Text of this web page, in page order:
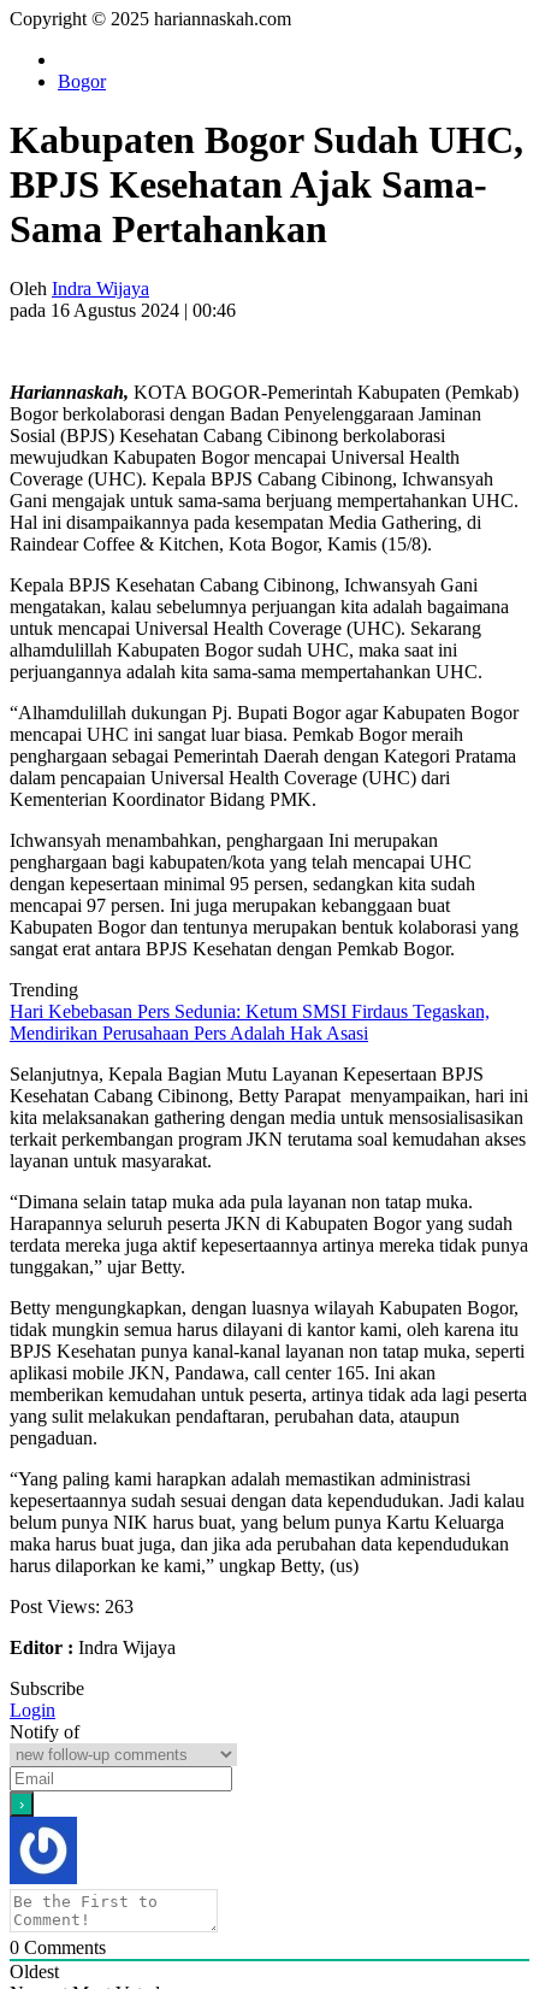
Copyright © 2025 hariannaskah.com
Bogor
Kabupaten Bogor Sudah UHC,
BPJS Kesehatan Ajak Sama-
Sama Pertahankan
Oleh Indra Wijaya
pada 16 Agustus 2024 | 00:46
Hariannaskah, KOTA BOGOR-Pemerintah Kabupaten (Pemkab)
Bogor berkolaborasi dengan Badan Penyelenggaraan Jaminan
Sosial (BPJS) Kesehatan Cabang Cibinong berkolaborasi
mewujudkan Kabupaten Bogor mencapai Universal Health
Coverage (UHC). Kepala BPJS Cabang Cibinong, Ichwansyah
Gani mengajak untuk sama-sama berjuang mempertahankan UHC.
Hal ini disampaikannya pada kesempatan Media Gathering, di
Raindear Coffee & Kitchen, Kota Bogor, Kamis (15/8).
Kepala BPJS Kesehatan Cabang Cibinong, Ichwansyah Gani
mengatakan, kalau sebelumnya perjuangan kita adalah bagaimana
untuk mencapai Universal Health Coverage (UHC). Sekarang
alhamdulillah Kabupaten Bogor sudah UHC, maka saat ini
perjuangannya adalah kita sama-sama mempertahankan UHC.
“Alhamdulillah dukungan Pj. Bupati Bogor agar Kabupaten Bogor
mencapai UHC ini sangat luar biasa. Pemkab Bogor meraih
penghargaan sebagai Pemerintah Daerah dengan Kategori Pratama
dalam pencapaian Universal Health Coverage (UHC) dari
Kementerian Koordinator Bidang PMK.
Ichwansyah menambahkan, penghargaan Ini merupakan
penghargaan bagi kabupaten/kota yang telah mencapai UHC
dengan kepesertaan minimal 95 persen, sedangkan kita sudah
mencapai 97 persen. Ini juga merupakan kebanggaan buat
Kabupaten Bogor dan tentunya merupakan bentuk kolaborasi yang
sangat erat antara BPJS Kesehatan dengan Pemkab Bogor.
Trending
Hari Kebebasan Pers Sedunia: Ketum SMSI Firdaus Tegaskan,
Mendirikan Perusahaan Pers Adalah Hak Asasi
Selanjutnya, Kepala Bagian Mutu Layanan Kepesertaan BPJS
Kesehatan Cabang Cibinong, Betty Parapat menyampaikan, hari ini
kita melaksanakan gathering dengan media untuk mensosialisasikan
terkait perkembangan program JKN terutama soal kemudahan akses
layanan untuk masyarakat.
“Dimana selain tatap muka ada pula layanan non tatap muka.
Harapannya seluruh peserta JKN di Kabupaten Bogor yang sudah
terdata mereka juga aktif kepesertaannya artinya mereka tidak punya
tunggakan,” ujar Betty.
Betty mengungkapkan, dengan luasnya wilayah Kabupaten Bogor,
tidak mungkin semua harus dilayani di kantor kami, oleh karena itu
BPJS Kesehatan punya kanal-kanal layanan non tatap muka, seperti
aplikasi mobile JKN, Pandawa, call center 165. Ini akan
memberikan kemudahan untuk peserta, artinya tidak ada lagi peserta
yang sulit melakukan pendaftaran, perubahan data, ataupun
pengaduan.
“Yang paling kami harapkan adalah memastikan administrasi
kepesertaannya sudah sesuai dengan data kependudukan. Jadi kalau
belum punya NIK harus buat, yang belum punya Kartu Keluarga
maka harus buat juga, dan jika ada perubahan data kependudukan
harus dilaporkan ke kami,” ungkap Betty, (us)
Post Views: 263
Editor : Indra Wijaya
Subscribe
Login
Notify of
0 Comments
Oldest